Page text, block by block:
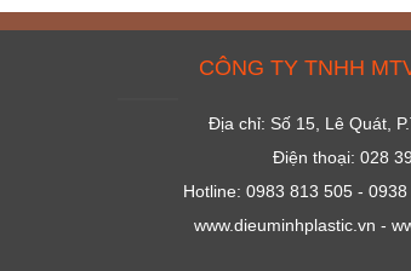
CÔNG TY TNHH
Địa chỉ: Số 15, Lê Quát,
Điện thoại: 028
Hotline: 0983 813 505 -
www.dieuminhplastic.vn -